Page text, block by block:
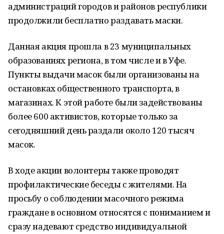
администраций городов и районов республики
продолжили бесплатно раздавать маски.
Данная акция прошла в 23 муниципальных
образованиях региона, в том числе и в Уфе.
Пункты выдачи масок были организованы на
остановках общественного транспорта, в
магазинах. К этой работе были задействованы
более 600 активистов, которые только за
сегодняшний день раздали около 120 тысяч
масок.
В ходе акции волонтеры также проводят
профилактические беседы с жителями. На
просьбу о соблюдении масочного режима
граждане в основном относятся с пониманием и
сразу надевают средство индивидуальной